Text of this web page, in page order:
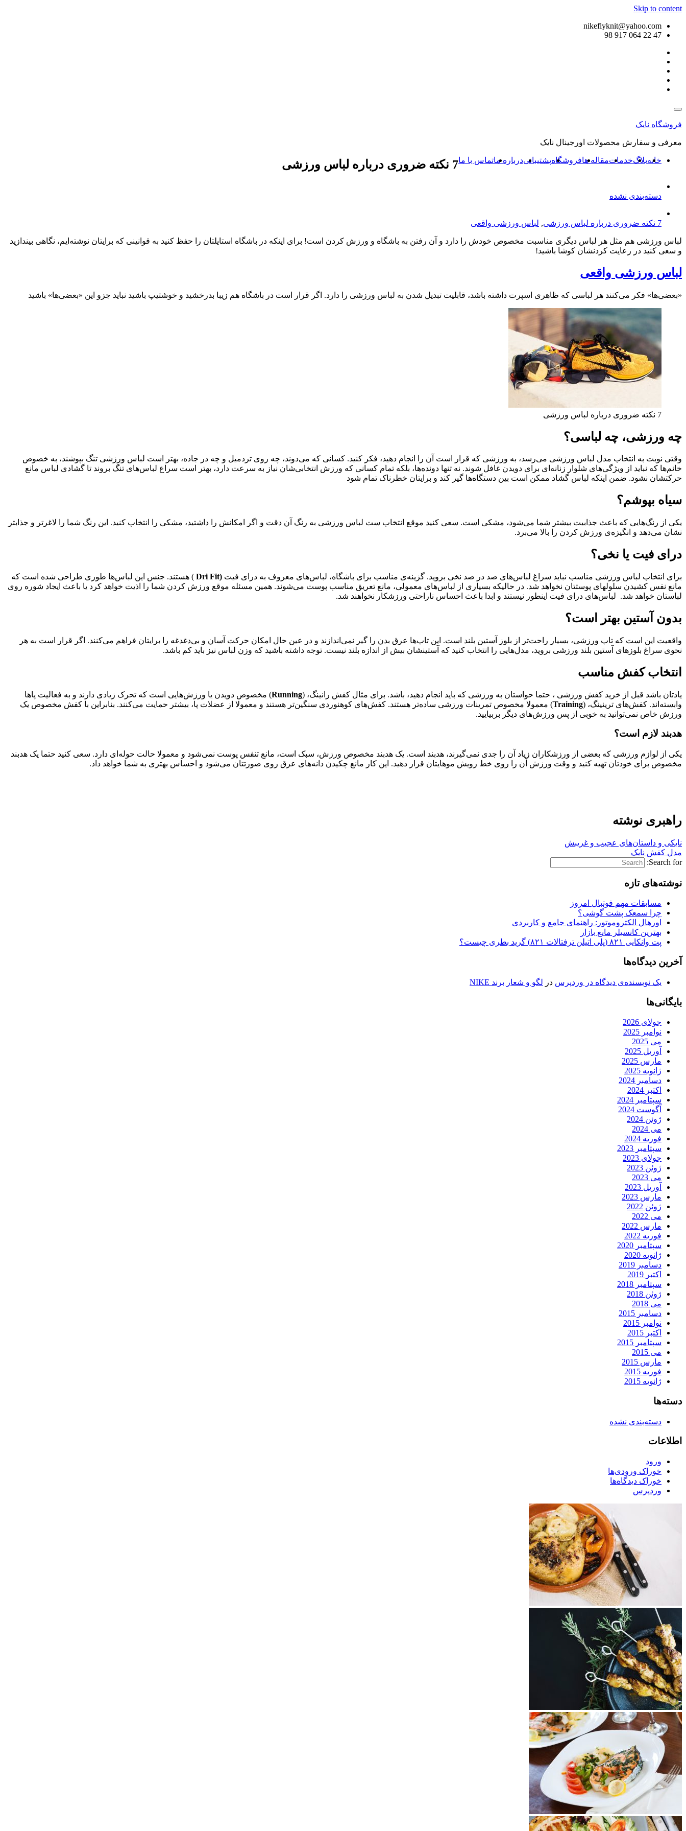
Skip to content
nikeflyknit@yahoo.com
47 22 064 917 98
فروشگاه نایک
معرفی و سفارش محصولات اورجینال نایک
خانهبلاگخدماتمقاله هافروشگاهپشتیبانیدرباره ماتماس با ما7 نکته ضروری درباره لباس ورزشی
دسته‌بندی نشده
7 نکته ضروری درباره لباس ورزشی , لباس ورزشی واقعی
لباس ورزشی هم مثل هر لباس دیگری مناسبت مخصوص خودش را دارد و آن رفتن به باشگاه و ورزش کردن است! برای اینکه در باشگاه استایلتان را حفظ کنید به قوانینی که برایتان نوشته‌ایم، نگاهی بیندازید
و سعی کنید در رعایت کردنشان کوشا باشید!
لباس ورزشی واقعی
«بعضی‌ها» فکر می‌کنند هر لباسی که ظاهری اسپرت داشته باشد، قابلیت تبدیل شدن به لباس ورزشی را دارد. اگر قرار است در باشگاه هم زیبا بدرخشید و خوشتیپ باشید نباید جزو این «بعضی‌ها» باشید
7 نکته ضروری درباره لباس ورزشی
چه ورزشی، چه لباسی؟
وقتی نوبت به انتخاب مدل لباس ورزشی می‌رسد، به ورزشی که قرار است آن را انجام دهید، فکر کنید. کسانی که می‌دوند، چه روی تردمیل و چه در جاده، بهتر است لباس ورزشی تنگ بپوشند، به خصوص
خانم‌ها که نباید از ویژگی‌های شلوار زنانه‌ای برای دویدن غافل شوند. نه تنها دونده‌ها، بلکه تمام کسانی که ورزش‌ انتخابی‌شان نیاز به سرعت دارد، بهتر است سراغ لباس‌های تنگ بروند تا گشادی لباس مانع
حرکتشان نشود. ضمن اینکه لباس گشاد ممکن است بین دستگاه‌ها گیر کند و برایتان خطرناک تمام شود
سیاه بپوشم؟
یکی از رنگ‌هایی که باعث جذابیت بیشتر شما می‌شود، مشکی است. سعی کنید موقع انتخاب ست لباس ورزشی به رنگ آن دقت و اگر امکانش را داشتید، مشکی را انتخاب کنید. این رنگ شما را لاغرتر و جذابتر
نشان می‌دهد و انگیزه‌ی ورزش کردن را بالا می‌برد.
درای فیت یا نخی؟
برای انتخاب لباس ورزشی مناسب نباید سراغ لباس‌های صد در صد نخی بروید. گزینه‌ی مناسب برای باشگاه، لباس‌های معروف به درای فیت (Dri Fit
) هستند. جنس این لباس‌ها طوری طراحی شده است که
مانع نفس کشیدن سلولهای پوستتان نخواهد شد. در حالیکه بسیاری از لباس‌های معمولی، مانع تعریق مناسب پوست می‌شوند. همین مسئله موقع ورزش کردن شما را اذیت خواهد کرد یا باعث ایجاد شوره روی
لباستان خواهد شد. لباس‌های درای فیت اینطور نیستند و ابدا باعث احساس ناراحتی ورزشکار نخواهند شد.
بدون آستین بهتر است؟
واقعیت این است که تاپ‌ ورزشی، بسیار راحت‌تر از بلوز آستین بلند است. این تاپ‌ها عرق بدن را گیر نمی‌اندازند و در عین حال امکان حرکت آسان و بی‌دغدغه را برایتان فراهم می‌کنند. اگر قرار است به هر
نحوی سراغ بلوزهای آستین بلند ورزشی بروید، مدل‌هایی را انتخاب کنید که آستینشان بیش از اندازه بلند نیست. توجه داشته باشید که وزن لباس نیز باید کم باشد.
انتخاب کفش مناسب
یادتان باشد قبل از خرید کفش ورزشی ، حتما حواستان به ورزشی که باید انجام دهید، باشد. برای مثال کفش رانینگ، (Running) مخصوص دویدن یا ورزش‌هایی است که تحرک زیادی دارند و به فعالیت پاها
وابسته‌اند. کفش‌های ترینینگ، (Training) معمولا مخصوص تمرینات ورزشی ساده‌تر هستند. کفش‌های کوهنوردی سنگین‌تر هستند و معمولا از عضلات پا، بیشتر حمایت می‌کنند. بنابراین با کفش مخصوص یک
ورزش خاص نمی‌توانید به خوبی از پس ورزش‌های دیگر بربیایید.
هدبند لازم است؟
یکی از لوازم ورزشی که بعضی از ورزشکاران زیاد آن را جدی نمی‌گیرند، هدبند است. یک هدبند مخصوص ورزش، سبک است، مانع تنفس پوست نمی‌شود و معمولا حالت حوله‌ای دارد. سعی کنید حتما یک هدبند
مخصوص برای خودتان تهیه کنید و وقت ورزش آن را روی خط رویش موهایتان قرار دهید. این کار مانع چکیدن دانه‌های عرق روی صورتتان می‌شود و احساس بهتری به شما خواهد داد.
راهبری نوشته
نایکی و داستان‌های عجیب و غریبش
مدل کفش نایک
Search for:
نوشته‌های تازه
مسابقات مهم فوتبال امروز
چرا سمعک پشت گوشی؟
اورهال الکتروموتور: راهنمای جامع و کاربردی
بهترین کانسیلر مایع بازار
پت وانکایی ۸۲۱ (پلی اتیلن ترفتالات ۸۲۱) گرید بطری چیست؟
آخرین دیدگاه‌ها
یک نویسنده‌ی دیدگاه در وردپرس در لگو و شعار برند NIKE
بایگانی‌ها
جولای 2026
نوامبر 2025
می 2025
آوریل 2025
مارس 2025
ژانویه 2025
دسامبر 2024
اکتبر 2024
سپتامبر 2024
آگوست 2024
ژوئن 2024
می 2024
فوریه 2024
سپتامبر 2023
جولای 2023
ژوئن 2023
می 2023
آوریل 2023
مارس 2023
ژوئن 2022
می 2022
مارس 2022
فوریه 2022
سپتامبر 2020
ژانویه 2020
دسامبر 2019
اکتبر 2019
سپتامبر 2018
ژوئن 2018
می 2018
دسامبر 2015
نوامبر 2015
اکتبر 2015
سپتامبر 2015
می 2015
مارس 2015
فوریه 2015
ژانویه 2015
دسته‌ها
دسته‌بندی نشده
اطلاعات
ورود
خوراک ورودی‌ها
خوراک دیدگاه‌ها
وردپرس